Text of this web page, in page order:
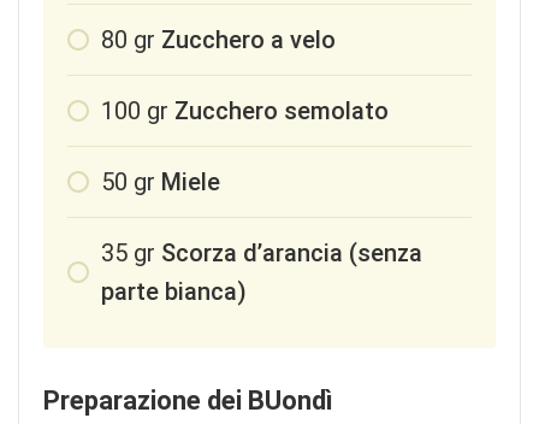
80 gr Zucchero a velo
100 gr Zucchero semolato
50 gr Miele
35 gr Scorza d’arancia (senza
parte bianca)
Preparazione dei BUondì